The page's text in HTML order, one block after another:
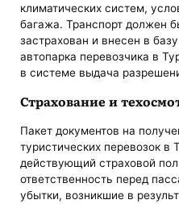
климатических систем,
багажа. Транспорт должен
застрахован и внесен в
автопарка перевозчика в
в системе выдача
Страхование и
Пакет документов на
туристических перевозок в
действующий страховой
ответственность перед
убытки, возникшие в